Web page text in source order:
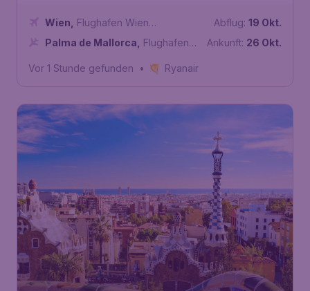
Wien
Flughafen Wien
Schwechat
Palma de Mallorca
Flughafen
Abflug: 19 Okt.
Ankunft: 26 Okt.
Vor 1 Stunde gefunden • Ryanair
Barcelona €58
ab